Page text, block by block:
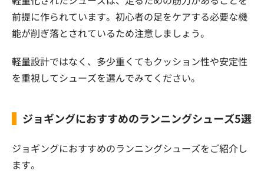
前提に作られています。初心者の足をケアする必要な機
能が削ぎ落とされているため注意しましょう。
軽量設計ではなく、多少重くてもクッション性や安定性
を重視してシューズを選んでみてください。
ジョギングにおすすめのランニングシューズ5選
ジョギングにおすすめのランニングシューズをご紹介し
ます。